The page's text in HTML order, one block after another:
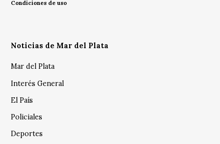
Condiciones de uso
Noticias de Mar del Plata
Mar del Plata
Interés General
El País
Policiales
Deportes